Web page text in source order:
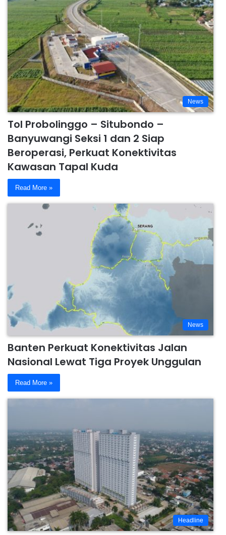
News
Tol Probolinggo – Situbondo –
Banyuwangi Seksi 1 dan 2 Siap
Beroperasi, Perkuat Konektivitas
Kawasan Tapal Kuda
Read More »
News
Banten Perkuat Konektivitas Jalan
Nasional Lewat Tiga Proyek Unggulan
Read More »
Headline